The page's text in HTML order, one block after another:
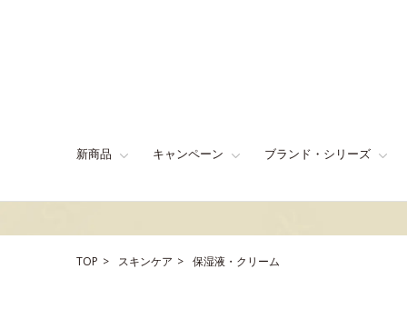
新商品 キャンペーン ブランド・シリーズ
TOP スキンケア 保湿液・クリーム